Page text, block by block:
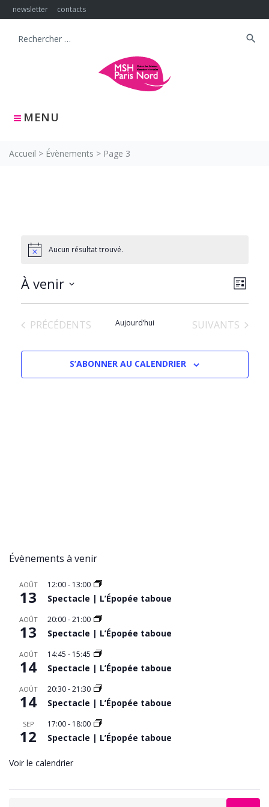
Skip
to
newsletter contacts
MENU
Search
search
Accueil > Évènements > Page 3
Aucun résultat trouvé.
PAR
de
vues
LISTE
À venir
date.ÉVÈNEMENTS
PRÉCÉDENTS Aujourd’hui ÉVÈNEMENTS
SUIVANTS
S’ABONNER AU CALENDRIER
Évènements à venir
AOÛT
13
12:00- 13:00
Spectacle | L’Épopée taboue
AOÛT
13
20:00-21:00
Spectacle | L’Épopée taboue
AOÛT
14
14:45 - 15:45
Spectacle | L’Épopée taboue
AOÛT
14
20:30-21:30
Spectacle | L’Épopée taboue
SEP
12
17:00- 18:00
Spectacle | L’Épopée taboue
Voir le calendrier